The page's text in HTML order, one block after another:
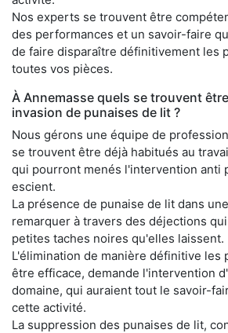
Nos experts se trouvent être
des performances et un savoir-faire
de faire disparaître définitivement les
toutes vos pièces.
À Annemasse quels se trouvent
invasion de punaises de lit ?
Nous gérons une équipe de
se trouvent être déjà habitués au
qui pourront menés l'intervention anti
escient.
La présence de punaise de lit dans
remarquer à travers des déjections
petites taches noires qu'elles laissent.
L'élimination de manière définitive les
être efficace, demande l'intervention
domaine, qui auraient tout le savoir-
cette activité.
La suppression des punaises de lit,